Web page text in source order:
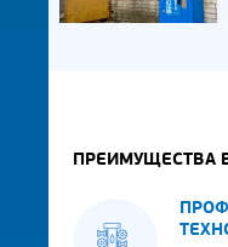
ПРЕИМУЩЕСТВА